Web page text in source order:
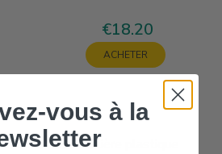
Price
€18.20
ACHETER
vous à la